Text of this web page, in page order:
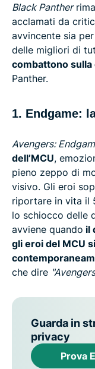
Black Panther
acclamati da
avvincente sia
delle migliori di
combattono sulla
Panther.
1. Endgame:
Avengers:
dell’MCU,
pieno zeppo di
visivo. Gli eroi
riportare in vita il
lo schiocco delle
avviene quando il
gli eroi del MCU
che dire
Guarda in
privacy
Prova